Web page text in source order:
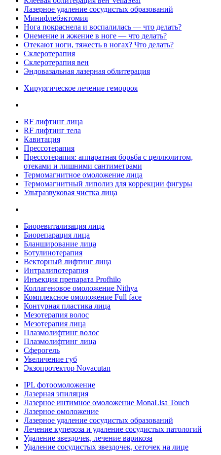
Лазерное удаление сосудистых образований
Минифлебэктомия
Нога покраснела и воспалилась — что делать?
Онемение и жжение в ноге — что делать?
Отекают ноги, тяжесть в ногах? Что делать?
Склеротерапия
Склеротерапия вен
Эндовазальная лазерная облитерация
Хирургическое лечение геморроя
RF лифтинг лица
RF лифтинг тела
Кавитация
Прессотерапия
Прессотерапия: аппаратная борьба с целлюлитом,
отеками и лишними сантиметрами
Термомагнитное омоложение лица
Термомагнитный липолиз для коррекции фигуры
Ультразвуковая чистка лица
Биоревитализация лица
Биорепарация лица
Бланширование лица
Ботулинотерапия
Векторный лифтинг лица
Интралипотерапия
Инъекция препарата Profhilo
Коллагеновое омоложение Nithya
Комплексное омоложение Full face
Контурная пластика лица
Мезотерапия волос
Мезотерапия лица
Плазмолифтинг волос
Плазмолифтинг лица
Сферогель
Увеличение губ
Экзопротектор Novacutan
IPL фотоомоложение
Лазерная эпиляция
Лазерное интимное омоложение MonaLisa Touch
Лазерное омоложение
Лазерное удаление сосудистых образований
Лечение купероза и удаление сосудистых патологий
Удаление звездочек, лечение варикоза
Удаление сосудистых звездочек, сеточек на лице